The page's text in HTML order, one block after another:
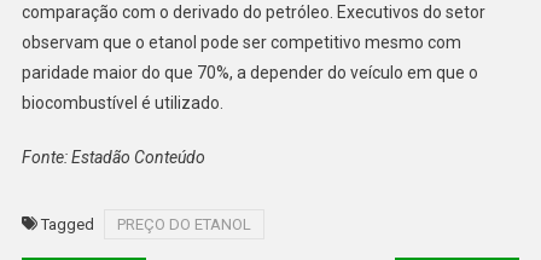
comparação com o derivado do petróleo. Executivos do setor
observam que o etanol pode ser competitivo mesmo com
paridade maior do que 70%, a depender do veículo em que o
biocombustível é utilizado.
Fonte: Estadão Conteúdo
Tagged PREÇO DO ETANOL